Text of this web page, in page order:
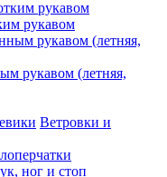
рукавом
рукавом (летняя,
Ветровки и